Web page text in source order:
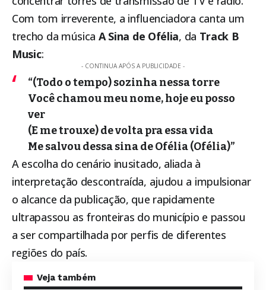
Com tom irreverente, a influenciadora canta um
trecho da música A Sina de Ofélia, da Track B
Music:
- CONTINUA APÓS A PUBLICIDADE -
“(Todo o tempo) sozinha nessa torre
Você chamou meu nome, hoje eu posso
ver
(E me trouxe) de volta pra essa vida
Me salvou dessa sina de Ofélia (Ofélia)”
A escolha do cenário inusitado, aliada à
interpretação descontraída, ajudou a impulsionar
o alcance da publicação, que rapidamente
ultrapassou as fronteiras do município e passou
a ser compartilhada por perfis de diferentes
regiões do país.
Veja também